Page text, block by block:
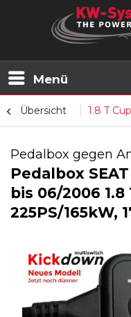
Menü
Übersicht 1.8 T
Pedalbox gegen
Pedalbox SEAT
bis 06/2006 1.8
225PS/165kW,